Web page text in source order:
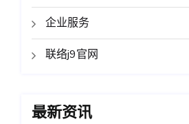
企业服务
联络j9官网
最新资讯